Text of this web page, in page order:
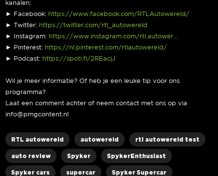
kanalen:
► Facebook: https://www.facebook.com/RTLAutowereld/
► Twitter: https://twitter.com/rtl_autowereld
► Instagram: https://www.instagram.com/rtl.autower…
► Pinterest: https://nl.pinterest.com/rtlautowereld/
► Podcast: https://spoti.fi/2REacjJ
Wil je meer informatie? Of heb je een leuke tip voor ons
programma?
Laat een comment achter of neem contact met ons op via
info@pmgcontent.nl
RTL autowereld autowereld rtl autowereld test
auto review Spyker SpykerEnthusiast
Spyker cars supercar Spyker Supercar